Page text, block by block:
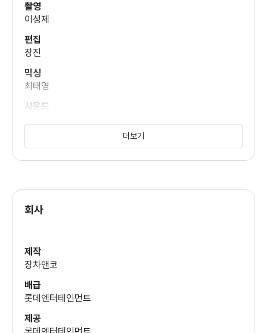
촬영
이성제
편집
장진
믹싱
최태영
사운드
더보기
회사
제작
장차앤코
배급
롯데엔터테인먼트
제공